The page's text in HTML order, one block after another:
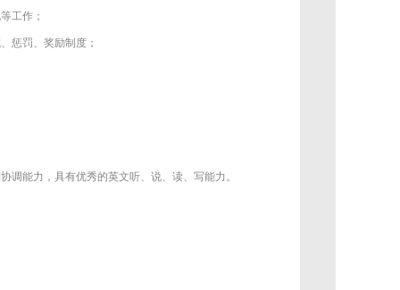
工作；
惩罚、奖励制度；
能力，具有优秀的英文听、说、读、写能力。